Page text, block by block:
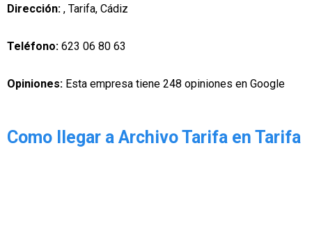
Dirección: , Tarifa, Cádiz
Teléfono: 623 06 80 63
Opiniones: Esta empresa tiene 248 opiniones en Google
Como llegar a Archivo Tarifa en Tarifa